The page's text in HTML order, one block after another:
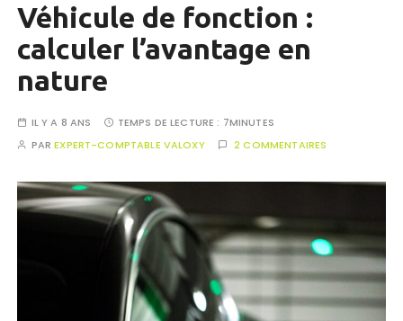
Véhicule de fonction :
calculer l’avantage en
nature
IL Y A 8 ANS TEMPS DE LECTURE : 7MINUTES
PAREXPERT-COMPTABLE VALOXY 2 COMMENTAIRES